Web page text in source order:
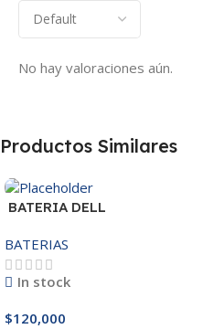
No hay valoraciones aún.
Productos Similares
BATERIA DELL
3521/5421/3425 14.8V
BATERIAS
In stock
$120,000